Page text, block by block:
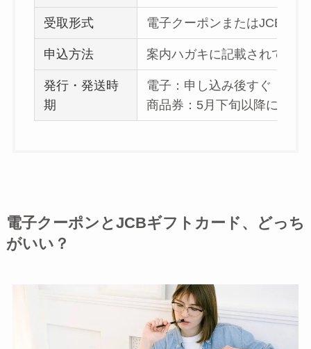
受取形式 電子クーポンまたはJCBギ
申込方法 案内ハガキに記載されてい
発行・発送時
期
電子：申し込み後すぐ
商品券：5月下旬以降に順次
電子クーポンとJCBギフトカード、どっち
がいい？